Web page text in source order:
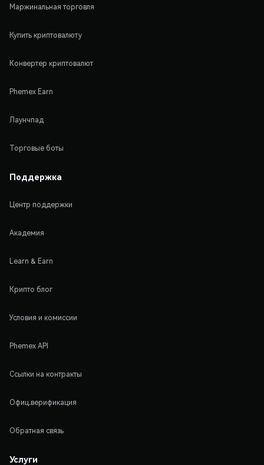
Маржинальная торговля
Купить криптовалюту
Конвертер криптовалют
Phemex Earn
Лаунчпад
Торговые боты
Поддержка
Центр поддержки
Академия
Learn & Earn
Крипто блог
Условия и комиссии
Phemex API
Ссылки на контракты
Офиц.верификация
Обратная связь
Услуги